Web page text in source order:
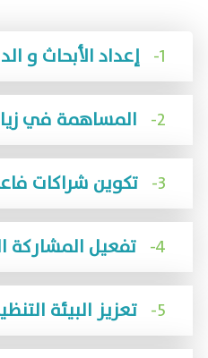
1- إعداد الأبحاث و الدراسات
2-
3- تكوين شراكات فاعلة
4- تفعيل المشاركة المجتمعية
5- تعزيز البيئة التنظيمية